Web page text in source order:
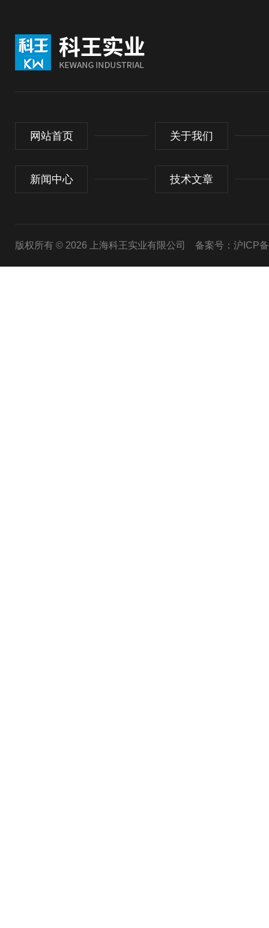
网站首页 关于我们
新闻中心 技术文章
版权所有 © 2026 上海科王实业有限公司 备案号：沪ICP